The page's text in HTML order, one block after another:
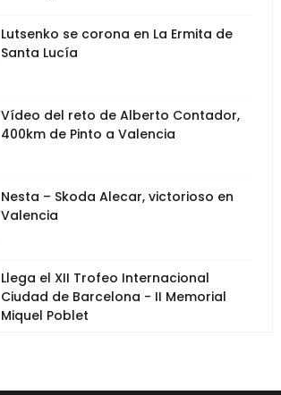
Lutsenko se corona en La Ermita de
Santa Lucía
Vídeo del reto de Alberto Contador,
400km de Pinto a Valencia
Nesta – Skoda Alecar, victorioso en
Valencia
Llega el XII Trofeo Internacional
Ciudad de Barcelona - II Memorial
Miquel Poblet